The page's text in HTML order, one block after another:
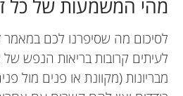
מהי המשמעות של כל
לסיכום מה שסיפרנו לכם
לעיתים קרובות בריאות הנפש של
מבריונות (מקוונת או פנים מול